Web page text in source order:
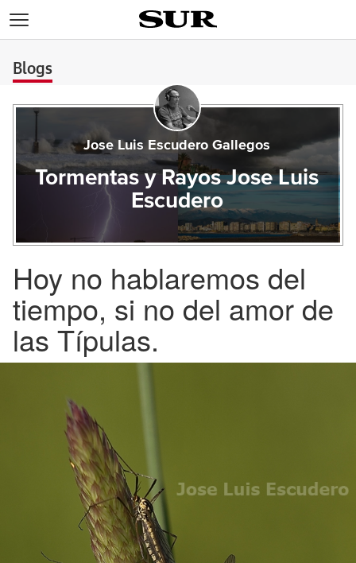
Blogs
Jose Luis Escudero Gallegos
Tormentas y Rayos Jose Luis
Escudero
Hoy no hablaremos del
tiempo, si no del amor de
las Típulas.